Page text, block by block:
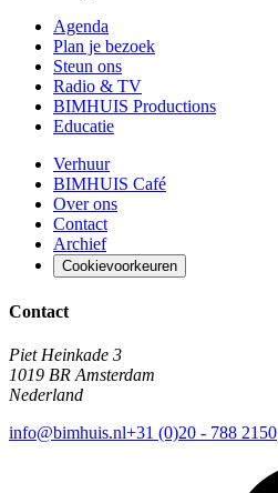
Agenda
Plan je bezoek
Steun ons
Radio & TV
BIMHUIS Productions
Educatie
Verhuur
BIMHUIS Café
Over ons
Contact
Archief
Cookievoorkeuren
Contact
Piet Heinkade 3
1019 BR Amsterdam
Nederland
info@bimhuis.nl+31 (0)20 - 788 2150